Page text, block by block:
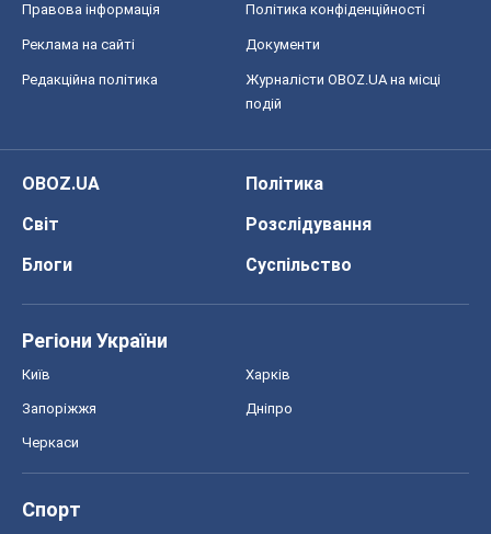
Правова інформація Політика конфіденційності
Реклама на сайті Документи
Редакційна політика
Журналісти OBOZ.UA на місці
подій
OBOZ.UA
Політика
Світ
Розслідування
Блоги
Суспільство
Регіони України
Київ Харків
Запоріжжя Дніпро
Черкаси
Спорт